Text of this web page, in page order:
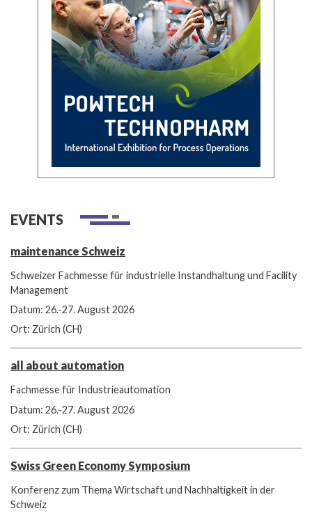
EVENTS
maintenance Schweiz
Schweizer Fachmesse für industrielle Instandhaltung und Facility
Management
Datum: 26.-27. August 2026
Ort: Zürich (CH)
all about automation
Fachmesse für Industrieautomation
Datum: 26.-27. August 2026
Ort: Zürich (CH)
Swiss Green Economy Symposium
Konferenz zum Thema Wirtschaft und Nachhaltigkeit in der
Schweiz